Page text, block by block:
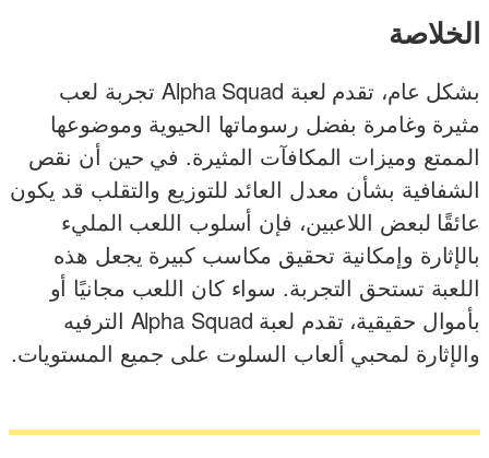
الخلاصة
بشكل عام، تقدم لعبة Alpha Squad تجربة لعب
مثيرة وغامرة بفضل رسوماتها الحيوية وموضوعها
الممتع وميزات المكافآت المثيرة. في حين أن نقص
الشفافية بشأن معدل العائد للتوزيع والتقلب قد يكون
عائقًا لبعض اللاعبين، فإن أسلوب اللعب المليء
بالإثارة وإمكانية تحقيق مكاسب كبيرة يجعل هذه
اللعبة تستحق التجربة. سواء كان اللعب مجانيًا أو
بأموال حقيقية، تقدم لعبة Alpha Squad الترفيه
والإثارة لمحبي ألعاب السلوت على جميع المستويات.